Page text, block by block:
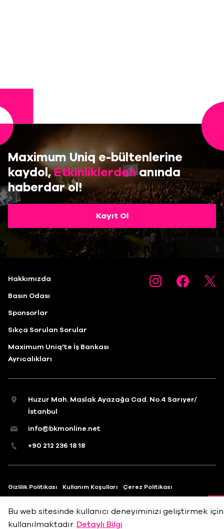
Maximum Uniq e-bültenlerine
kaydol,Etkinliklerdenanında
haberdar ol!
Kayıt Ol
Hakkımızda
Basın Odası
Sponsorlar
Sıkça Sorulan Sorular
Maximum Uniq’te İş Bankası
Ayrıcalıkları
Huzur Mah. Maslak Ayazağa Cad. No.4 Sarıyer/
İstanbul
info@bkmonline.net
+90 212 236 18 18
Gizlilik Politikası Kullanım Koşulları Çerez Politikası
Bu web sitesinde kullanıcı deneyiminizi geliştirmek
kullanılmaktadır. Detaylı Bilgi